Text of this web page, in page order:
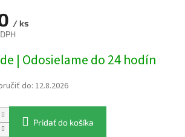
/ ks
| Odosielame do 24 hodín
do: 12.8.2026
Pridať do košíka